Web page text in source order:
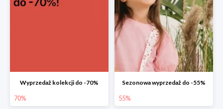
Wyprzedaż kolekcji do -70%
70%
Sezonowa wyprzedaż do -55%
55%